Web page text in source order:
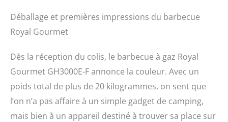
contient deux grilles
Conception Multi -
niveaux pour répondre
en plein air pour 5 - 10
personnes. Conception
Humanisée : Le
Déballage et premières impressions du barbecue
Royal Gourmet
Dès la réception du colis, le barbecue à gaz Royal
Gourmet GH3000E-F annonce la couleur. Avec un
poids total de plus de 20 kilogrammes, on sent que
l’on n’a pas affaire à un simple gadget de camping,
mais bien à un appareil destiné à trouver sa place sur